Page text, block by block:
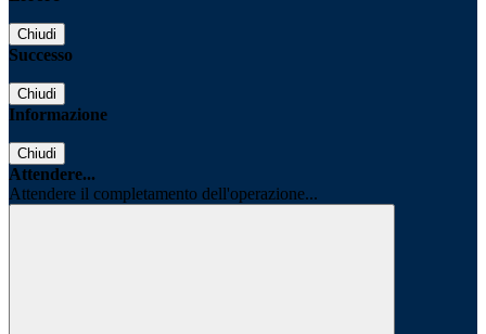
Chiudi
Successo
Chiudi
Informazione
Chiudi
Attendere...
Attendere il completamento dell'operazione...